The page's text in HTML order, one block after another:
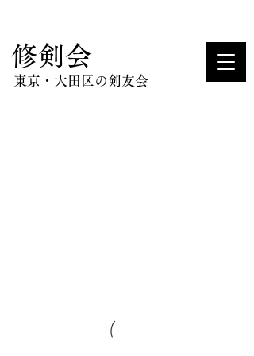
​修剣会
東京・大田区の剣友会